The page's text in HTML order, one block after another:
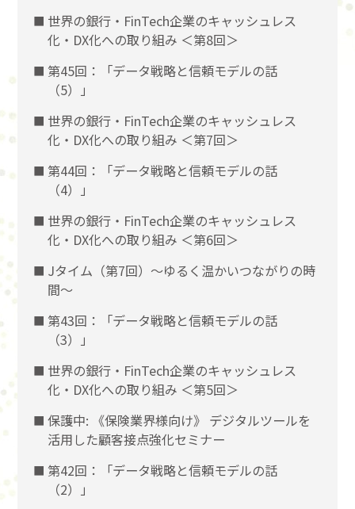
世界の銀行・FinTech企業のキャッシュレス
化・DX化への取り組み ＜第8回＞
第45回：「データ戦略と信頼モデルの話
（5）」
世界の銀行・FinTech企業のキャッシュレス
化・DX化への取り組み ＜第7回＞
第44回：「データ戦略と信頼モデルの話
（4）」
世界の銀行・FinTech企業のキャッシュレス
化・DX化への取り組み ＜第6回＞
Jタイム（第7回）～ゆるく温かいつながりの時
間～
第43回：「データ戦略と信頼モデルの話
（3）」
世界の銀行・FinTech企業のキャッシュレス
化・DX化への取り組み ＜第5回＞
保護中: 《保険業界様向け》 デジタルツールを
活用した顧客接点強化セミナー
第42回：「データ戦略と信頼モデルの話
（2）」